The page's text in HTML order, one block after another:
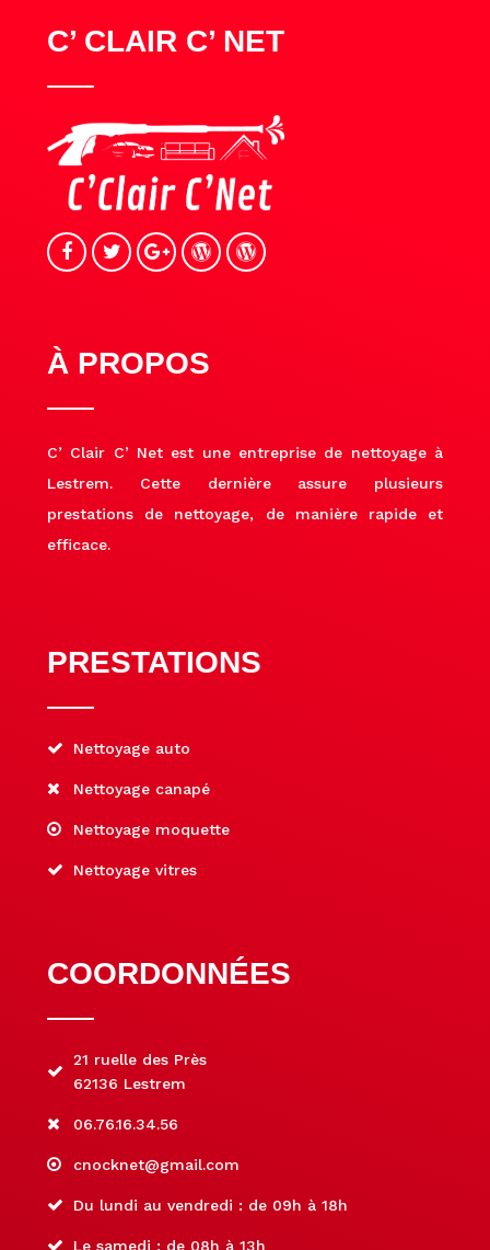
C’ CLAIR C’ NET
À PROPOS
C’ Clair C’ Net est une entreprise de nettoyage à
Lestrem. Cette dernière assure plusieurs
prestations de nettoyage, de manière rapide et
efficace.
PRESTATIONS
Nettoyage auto
Nettoyage canapé
Nettoyage moquette
Nettoyage vitres
COORDONNÉES
21 ruelle des Près
62136 Lestrem
06.76.16.34.56
cnocknet@gmail.com
Du lundi au vendredi : de 09h à 18h
Le samedi : de 08h à 13h